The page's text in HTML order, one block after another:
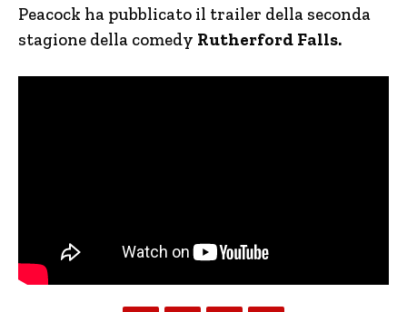
Peacock ha pubblicato il trailer della seconda
stagione della comedy Rutherford Falls.